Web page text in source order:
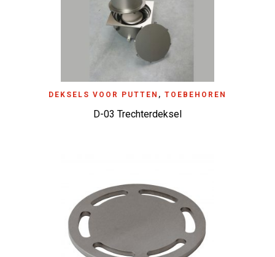
DEKSELS VOOR PUTTEN , TOEBEHOREN
D-03 Trechterdeksel